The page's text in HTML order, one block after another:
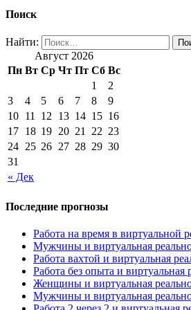
Поиск
Найти:
Август 2026
Пн Вт Ср Чт Пт Сб Вс
« Дек
1
2
3
4 5 6 7 8
9
10 11 12 13 14 15 16
17 18 19 20 21 22 23
24 25 26 27 28 29 30
31
Последние прогнозы
Работа на время в виртуальной
Мужчины и виртуальная
Работа вахтой и виртуальная
Работа без опыта и
Женщины и виртуальная
Мужчины и виртуальная